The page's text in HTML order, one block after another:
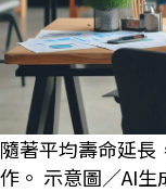
隨著平均壽命延長
作。 示意圖／AI生